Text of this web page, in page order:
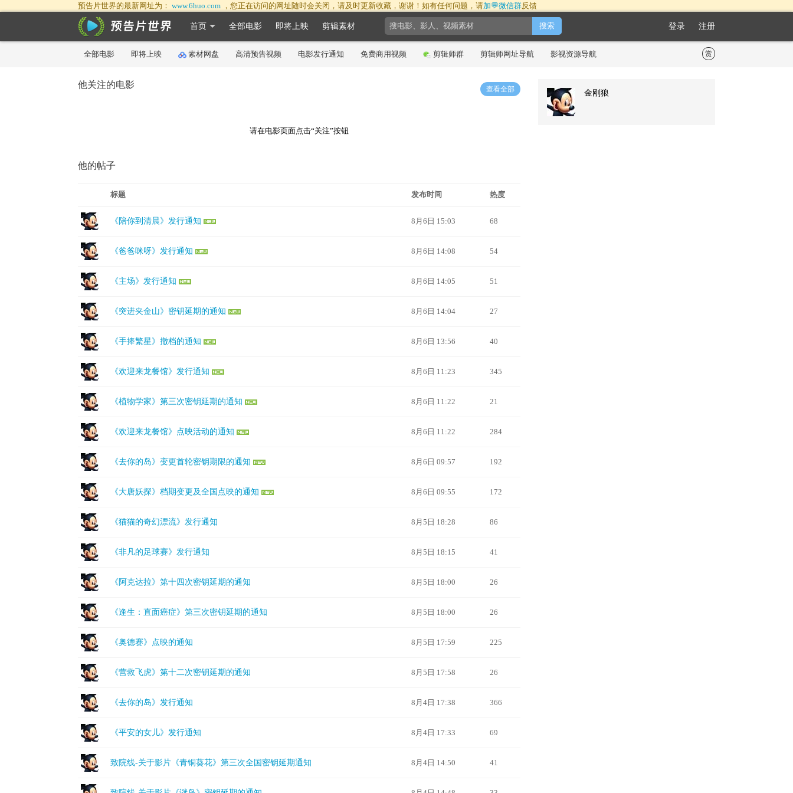
预告片世界的最新网址为： www.6huo.com ，您正在访问的网址随时会关闭，请及时更新收藏，谢谢！如有任何问题，请加💬微信群反馈
首页 全部电影 即将上映 剪辑素材 登录 注册
全部电影 即将上映 素材网盘 高清预告视频 电影发行通知 免费商用视频 剪辑师群 剪辑师网址导航 影视资源导航 赏
他关注的电影 查看全部
请在电影页面点击“关注”按钮
他的帖子
标题 发布时间 热度
《陪你到清晨》发行通知 8月6日 15:03 68
《爸爸咪呀》发行通知 8月6日 14:08 54
《主场》发行通知 8月6日 14:05 51
《突进夹金山》密钥延期的通知 8月6日 14:04 27
《手捧繁星》撤档的通知 8月6日 13:56 40
《欢迎来龙餐馆》发行通知 8月6日 11:23 345
《植物学家》第三次密钥延期的通知 8月6日 11:22 21
《欢迎来龙餐馆》点映活动的通知 8月6日 11:22 284
《去你的岛》变更首轮密钥期限的通知 8月6日 09:57 192
《大唐妖探》档期变更及全国点映的通知 8月6日 09:55 172
《猫猫的奇幻漂流》发行通知 8月5日 18:28 86
《非凡的足球赛》发行通知 8月5日 18:15 41
《阿克达拉》第十四次密钥延期的通知 8月5日 18:00 26
《逢生：直面癌症》第三次密钥延期的通知 8月5日 18:00 26
《奥德赛》点映的通知 8月5日 17:59 225
《营救飞虎》第十二次密钥延期的通知 8月5日 17:58 26
《去你的岛》发行通知 8月4日 17:38 366
《平安的女儿》发行通知 8月4日 17:33 69
致院线-关于影片《青铜葵花》第三次全国密钥延期通知 8月4日 14:50 41
金刚狼